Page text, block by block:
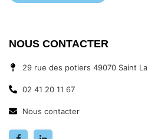
NOUS CONTACTER
29 rue des potiers 49070 Saint
02 41 20 11 67
Nous contacter